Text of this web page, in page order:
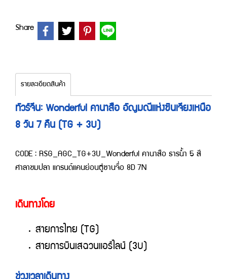
Share
รายละเอียดสินค้า
ทัวร์จีน: Wonderful คานาสือ อัญมณีแห่งซินเจียงเหนือ
8 วัน 7 คืน (TG + 3U)
CODE : RSG_AGC_TG+3U_Wonderful คานาสือ ธารน้ำ 5 สี
ศาลาชมปลา แกรนด์แคนย่อนตู่ซานจื่อ 8D 7N
เดินทางโดย
สายการไทย (TG)
สายการบินเสฉวนแอร์ไลน์ (3U)